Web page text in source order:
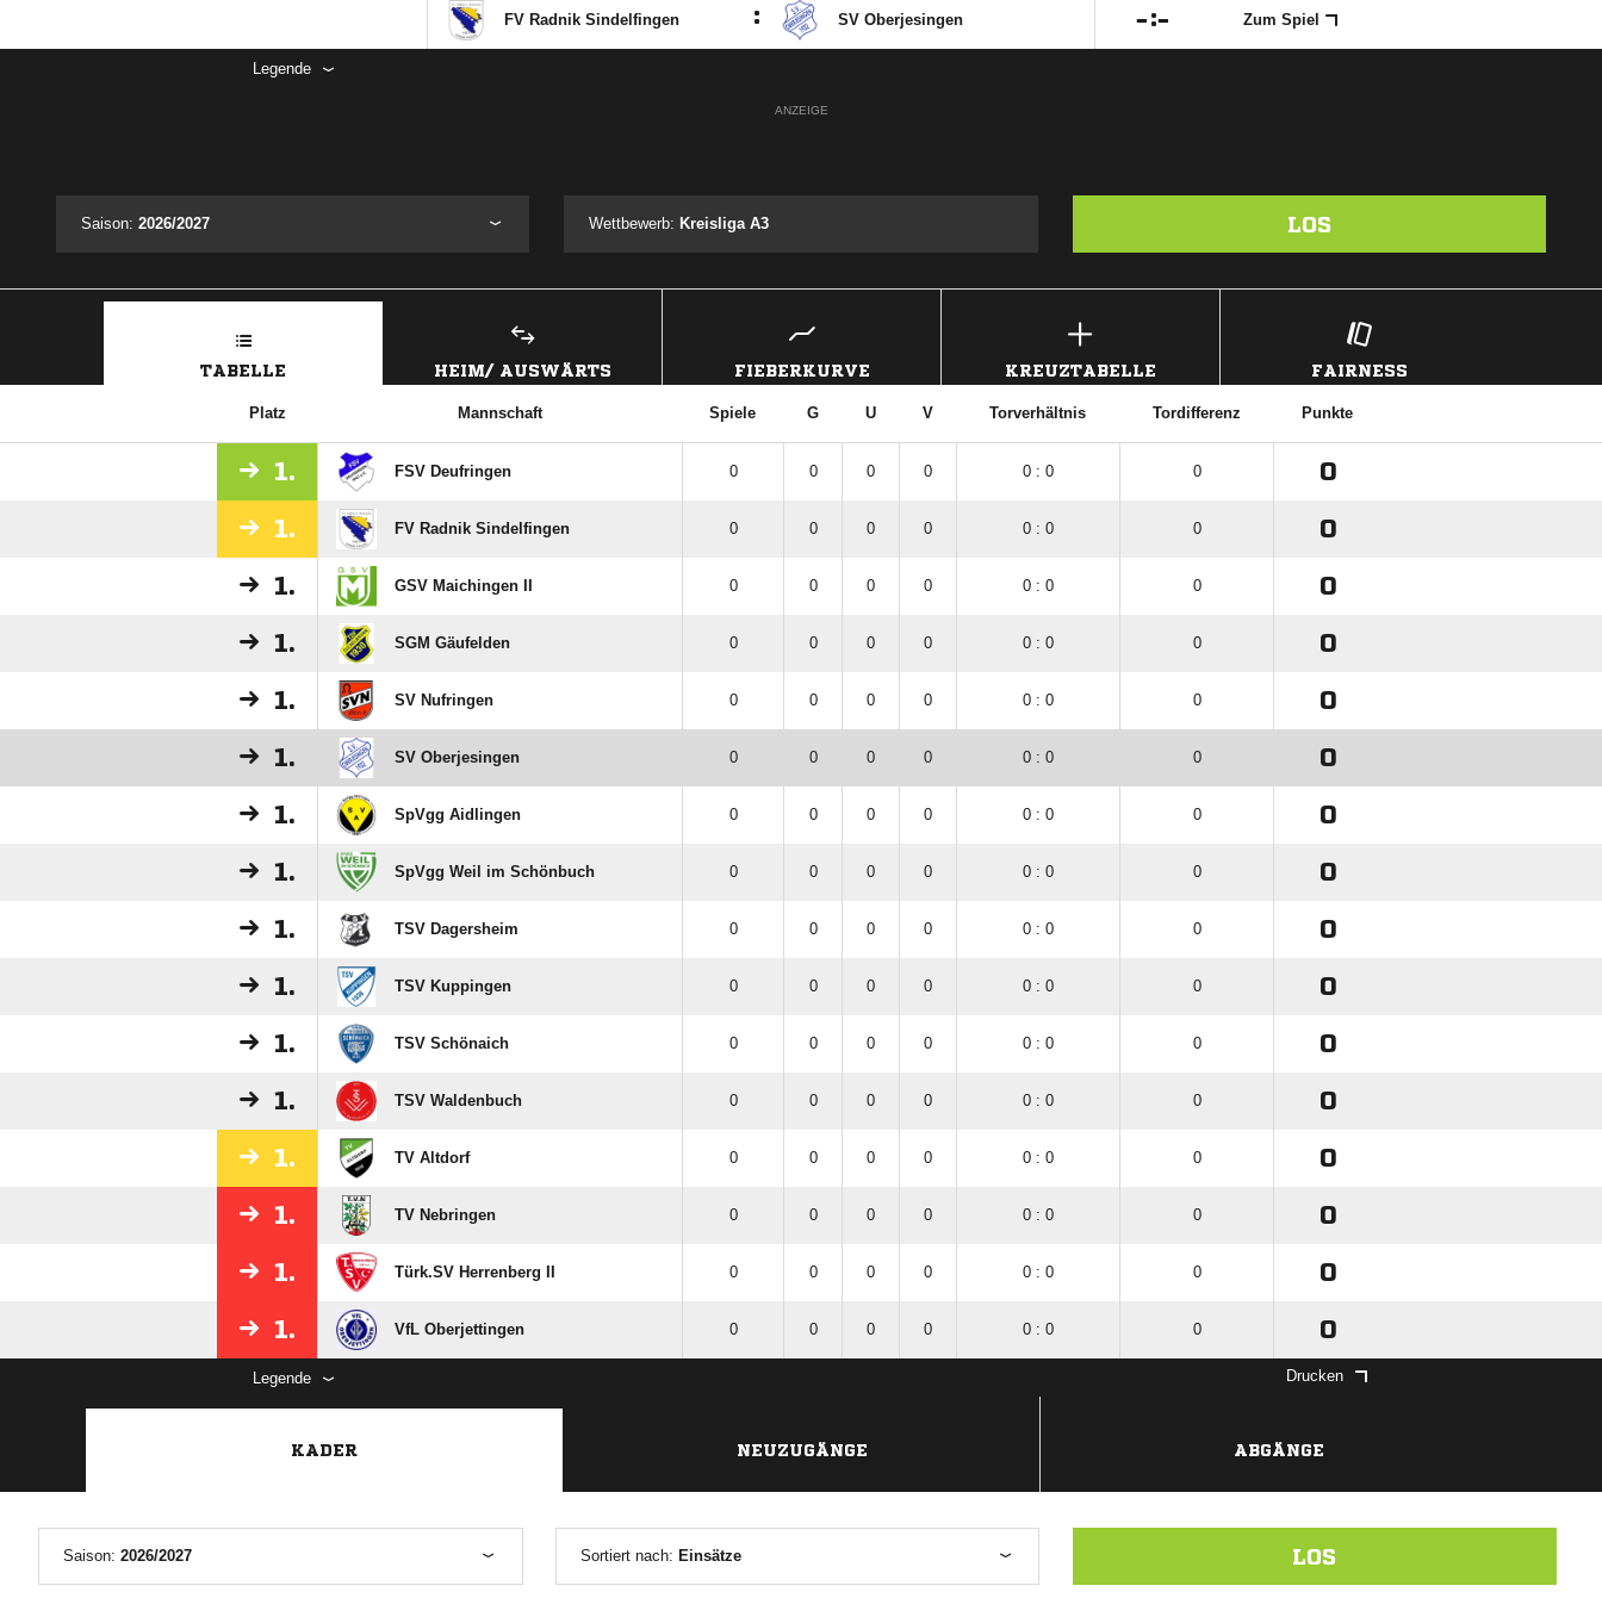
FV Radnik Sindelfingen : SV Oberjesingen : Zum Spiel
Legende
ANZEIGE
Saison: 2026/2027 Wettbewerb: Kreisliga A3 LOS
TABELLE HEIM/ AUSWÄRTS FIEBERKURVE KREUZTABELLE FAIRNESS
Platz Mannschaft Spiele G U V Torverhältnis Tordifferenz Punkte
1. FSV Deufringen 0 0 0 0 0 : 0 0 0
1. FV Radnik Sindelfingen 0 0 0 0 0 : 0 0 0
1. GSV Maichingen II 0 0 0 0 0 : 0 0 0
1. SGM Gäufelden 0 0 0 0 0 : 0 0 0
1. SV Nufringen 0 0 0 0 0 : 0 0 0
1. SV Oberjesingen 0 0 0 0 0 : 0 0 0
1. SpVgg Aidlingen 0 0 0 0 0 : 0 0 0
1. SpVgg Weil im Schönbuch 0 0 0 0 0 : 0 0 0
1. TSV Dagersheim 0 0 0 0 0 : 0 0 0
1. TSV Kuppingen 0 0 0 0 0 : 0 0 0
1. TSV Schönaich 0 0 0 0 0 : 0 0 0
1. TSV Waldenbuch 0 0 0 0 0 : 0 0 0
1. TV Altdorf 0 0 0 0 0 : 0 0 0
1. TV Nebringen 0 0 0 0 0 : 0 0 0
1. Türk.SV Herrenberg II 0 0 0 0 0 : 0 0 0
1. VfL Oberjettingen 0 0 0 0 0 : 0 0 0
Legende Drucken
KADER NEUZUGÄNGE ABGÄNGE
Saison: 2026/2027 Sortiert nach: Einsätze LOS